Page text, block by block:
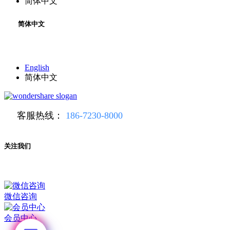
简体中文
English
简体中文
客服热线： 186-7230-8000
关注我们
微信咨询
会员中心